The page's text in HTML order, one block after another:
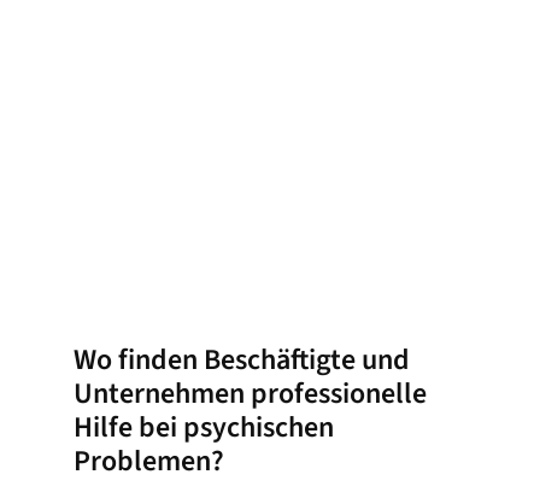
Wo finden Beschäftigte und
Unternehmen professionelle
Hilfe bei psychischen
Problemen?